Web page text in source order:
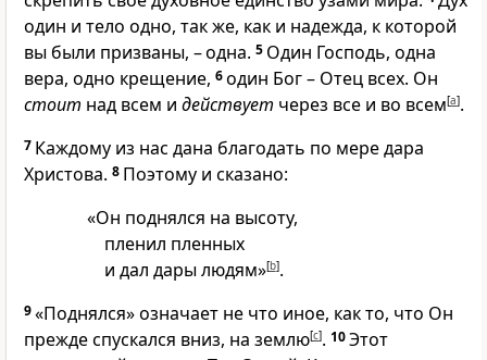
один и тело одно, так же, как и надежда, к которой
вы были призваны, – одна. 5 Один Господь, одна
вера, одно крещение, 6один Бог – Отец всех. Он
стоит над всем и действует через все и во всем[a].
7 Каждому из нас дана благодать по мере дара
Христова. 8 Поэтому и сказано:
«Он поднялся на высоту,
пленил пленных
и дал дары людям»[b].
9«Поднялся» означает не что иное, как то, что Он
прежде спускался вниз, на землю[c]. 10Этот